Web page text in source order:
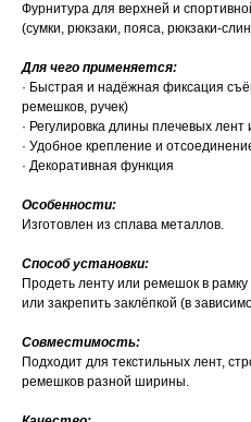
Фурнитура для верхней и
(сумки, рюкзаки, пояса, рюкзаки-
Для чего применяется:
· Быстрая и надёжная фиксация
ремешков, ручек)
· Регулировка длины плечевых лент
· Удобное крепление и
· Декоративная функция
Особенности:
Изготовлен из сплава металлов.
Способ установки:
Продеть ленту или ремешок в рамку
или закрепить заклёпкой (в
Совместимость:
Подходит для текстильных лент,
ремешков разной ширины.